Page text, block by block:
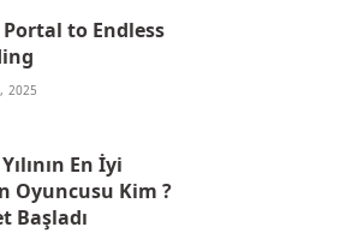
to Endless
2025
En İyi
Oyuncusu Kim ?
Başladı